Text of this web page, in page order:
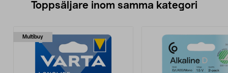
Toppsäljare inom samma kategori
Multibuy